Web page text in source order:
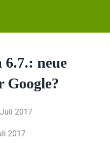
6.7.: neue
Google?
2017
2017